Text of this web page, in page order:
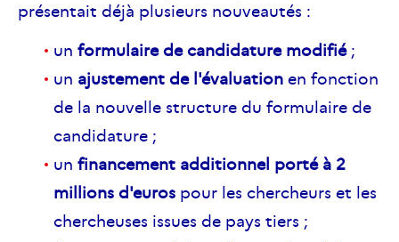
présentait déjà plusieurs nouveautés :
un formulaire de candidature modifié;
un ajustement de l'évaluation en fonction
de la nouvelle structure du formulaire de
candidature ;
un financement additionnel porté à 2
millions d'euros pour les chercheurs et les
chercheuses issues de pays tiers ;